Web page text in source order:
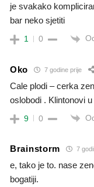
je svakako
bar neko sjetiti
1 0
Oko 7 godine prije
Cale plodi – cerka
oslobodi . Klintonovi
9 0
Brainstorm 7
e, tako je to. nase
bogatiji.